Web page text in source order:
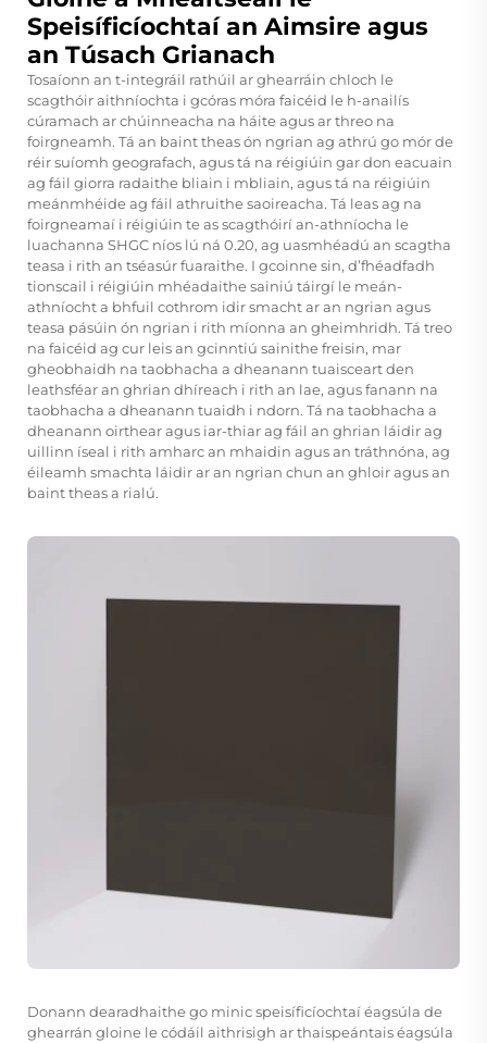
Speisíficíochtaí an Aimsire agus
an Túsach Grianach
Tosaíonn an t-integráil rathúil ar ghearráin chloch le
scagthóir aithníochta i gcóras móra faicéid le h-anailís
cúramach ar chúinneacha na háite agus ar threo na
foirgneamh. Tá an baint theas ón ngrian ag athrú go mór de
réir suíomh geografach, agus tá na réigiúin gar don eacuain
ag fáil giorra radaithe bliain i mbliain, agus tá na réigiúin
meánmhéide ag fáil athruithe saoireacha. Tá leas ag na
foirgneamaí i réigiúin te as scagthóirí an-athníocha le
luachanna SHGC níos lú ná 0.20, ag uasmhéadú an scagtha
teasa i rith an tséasúr fuaraithe. I gcoinne sin, d’fhéadfadh
tionscail i réigiúin mhéadaithe sainiú táirgí le meán-
athníocht a bhfuil cothrom idir smacht ar an ngrian agus
teasa pásúin ón ngrian i rith míonna an gheimhridh. Tá treo
na faicéid ag cur leis an gcinntiú sainithe freisin, mar
gheobhaidh na taobhacha a dheanann tuaisceart den
leathsféar an ghrian dhíreach i rith an lae, agus fanann na
taobhacha a dheanann tuaidh i ndorn. Tá na taobhacha a
dheanann oirthear agus iar-thiar ag fáil an ghrian láidir ag
uillinn íseal i rith amharc an mhaidin agus an tráthnóna, ag
éileamh smachta láidir ar an ngrian chun an ghloir agus an
baint theas a rialú.
Donann dearadhaithe go minic speisíficíochtaí éagsúla de
ghearrán gloine le códáil aithrisigh ar thaispeántais éagsúla